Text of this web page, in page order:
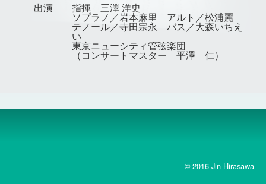
出演
指揮 三澤 洋史
ソプラノ／岩本麻里 アルト／松浦麗
テノール／寺田宗永 バス／大森いちえ
い
東京ニューシティ管弦楽団
（コンサートマスター 平澤 仁）
© 2016 Jin Hirasawa